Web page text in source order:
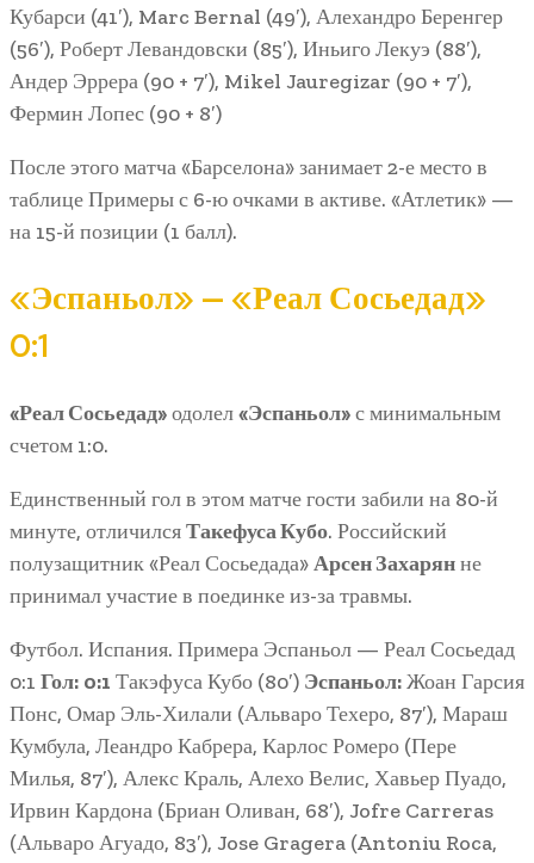
Кубарси (41′), Marc Bernal (49′), Алехандро Беренгер
(56′), Роберт Левандовски (85′), Иньиго Лекуэ (88′),
Андер Эррера (90 + 7′), Mikel Jauregizar (90 + 7′),
Фермин Лопес (90 + 8′)
После этого матча «Барселона» занимает 2-е место в
таблице Примеры с 6-ю очками в активе. «Атлетик» —
на 15-й позиции (1 балл).
«Эспаньол» — «Реал Сосьедад»
0:1
«Реал Сосьедад»одолел«Эспаньол»с минимальным
счетом 1:0.
Единственный гол в этом матче гости забили на 80-й
минуте, отличилсяТакефуса Кубо. Российский
полузащитник «Реал Сосьедада»Арсен Захарянне
принимал участие в поединке из-за травмы.
Футбол. Испания. Примера Эспаньол — Реал Сосьедад
0:1 Гол: 0:1 Такэфуса Кубо (80′) Эспаньол:Жоан Гарсия
Понс, Омар Эль-Хилали (Альваро Техеро, 87′), Мараш
Кумбула, Леандро Кабрера, Карлос Ромеро (Пере
Милья, 87′), Алекс Краль, Алехо Велис, Хавьер Пуадо,
Ирвин Кардона (Бриан Оливан, 68′), Jofre Carreras
(Альваро Агуадо, 83′), Jose Gragera (Antoniu Roca,